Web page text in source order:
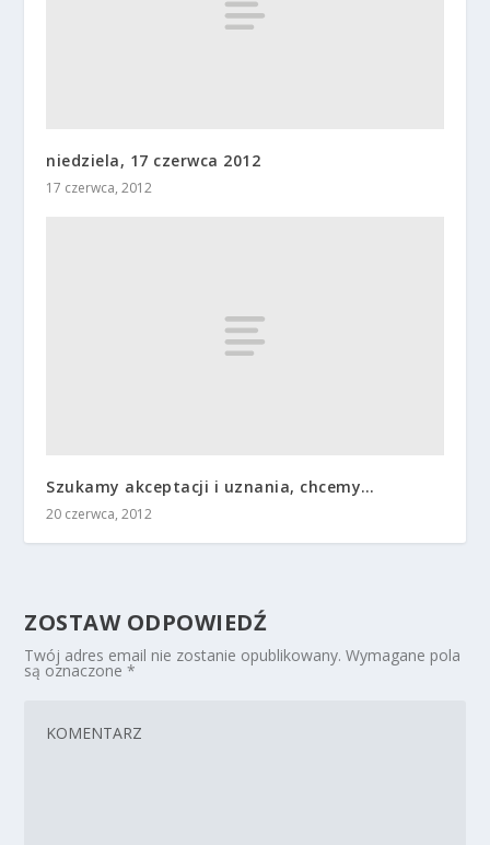
niedziela, 17 czerwca 2012
17 czerwca, 2012
Szukamy akceptacji i uznania, chcemy…
20 czerwca, 2012
ZOSTAW ODPOWIEDŹ
Twój adres email nie zostanie opublikowany. Wymagane pola
są oznaczone*